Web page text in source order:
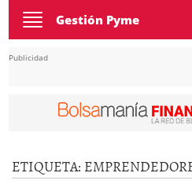
Toggle
navigation
Gestión Pyme
Publicidad
ETIQUETA: